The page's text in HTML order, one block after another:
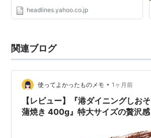
headlines.yahoo.co.jp
関連ブログ
使ってよかったものメモ • 1ヶ月前
【レビュー】『港ダイニングしお
蒲焼き 400g』特大サイズの贅沢感